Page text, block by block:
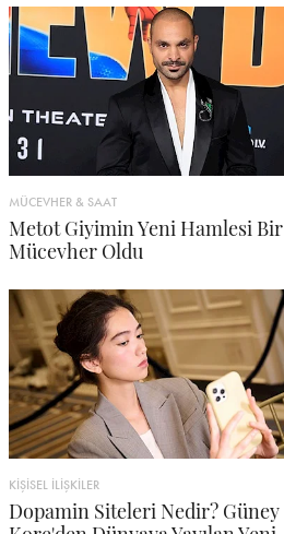
MÜCEVHER & SAAT
Metot Giyimin Yeni Hamlesi Bir
Mücevher Oldu
KİŞİSEL İLİŞKİLER
Dopamin Siteleri Nedir? Güney